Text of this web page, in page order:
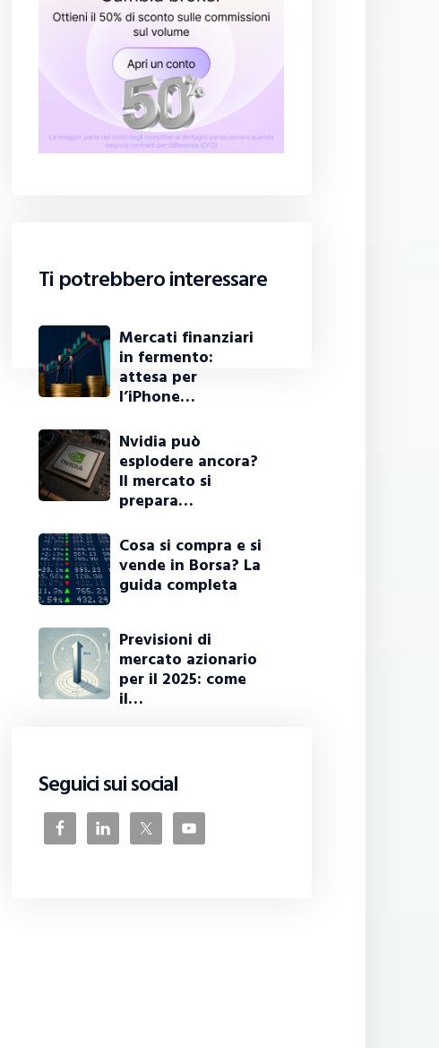
Ti potrebbero interessare
Mercati finanziari
in fermento:
attesa per
l’iPhone…
Nvidia può
esplodere ancora?
Il mercato si
prepara…
Cosa si compra e si
vende in Borsa? La
guida completa
Previsioni di
mercato azionario
per il 2025: come
il…
Seguici sui social